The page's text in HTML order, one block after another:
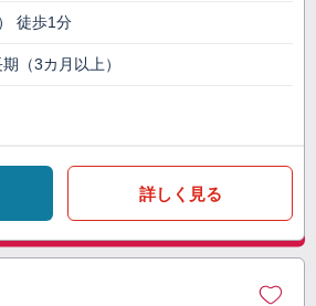
徒歩1分
（3カ月以上）
詳しく見る